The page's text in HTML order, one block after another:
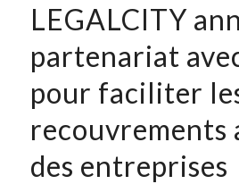
LEGALCITY
partenariat
pour faciliter
recouvrements
des entreprises